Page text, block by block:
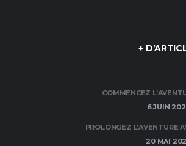
+
COMMENCEZ
6 JUIN
PROLONGEZ L’AVENTURE
20 MAI